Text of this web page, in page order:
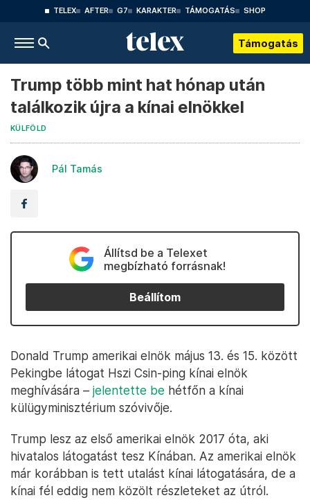
TELEX AFTER G7 KARAKTER TÁMOGATÁS SHOP
Támogatás
Trump több mint hat hónap után
találkozik újra a kínai elnökkel
KÜLFÖLD
Pál Tamás
Állítsd be a Telexet
megbízható forrásnak!
Beállítom
Donald Trump amerikai elnök május 13. és 15. között
Pekingbe látogat Hszi Csin-ping kínai elnök
meghívására – jelentette be hétfőn a kínai
külügyminisztérium szóvivője.
Trump lesz az első amerikai elnök 2017 óta, aki
hivatalos látogatást tesz Kínában. Az amerikai elnök
már korábban is tett utalást kínai látogatására, de a
kínai fél eddig nem közölt részleteket az útról.